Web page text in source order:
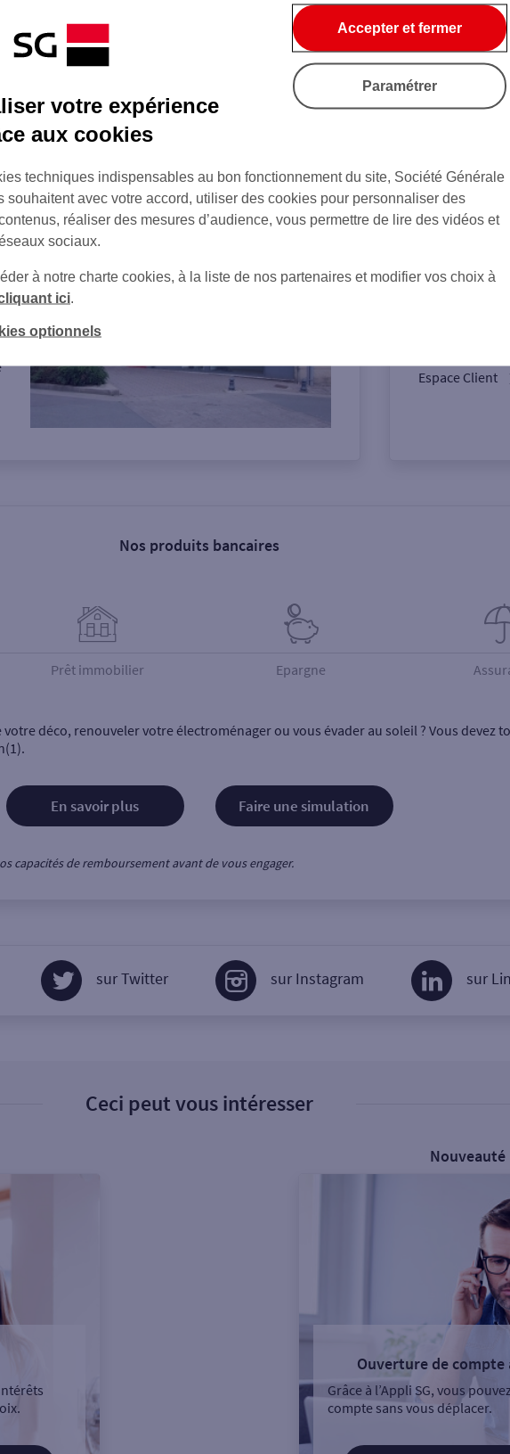
Tout ce qu'il faut savoir...
de l'agence
Ouverture de
Service
L'option
Les services
Espace Client
Nos produits bancaires
déco, renouveler votre électroménager ou vous évader au soleil ? Vous devez
En savoir plus Faire une simulation
capacités de remboursement avant de vous engager.
Prêt immobilier Epargne
sur Twitter sur Instagram sur
Ceci peut vous intéresser
Nouveauté
Ouverture de compte
Grâce à l’Appli SG, vous
compte sans vous déplacer.
votre expérience
aux cookies
techniques indispensables au bon fonctionnement du site, Société Générale
souhaitent avec votre accord, utiliser des cookies pour personnaliser des
réaliser des mesures d’audience, vous permettre de lire des vidéos et
sociaux.
à notre charte cookies, à la liste de nos partenaires et modifier vos choix à
ici.
optionnels
Accepter et fermer
Paramétrer